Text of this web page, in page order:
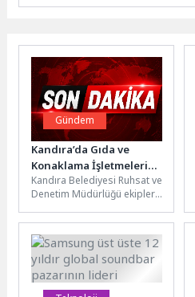
Gündem
Kandıra’da Gıda ve
Konaklama İşletmelerine
Yakın Takip
Kandıra Belediyesi Ruhsat ve
Denetim Müdürlüğü ekipleri,
birlikte ilçe merkezi ile sahil...